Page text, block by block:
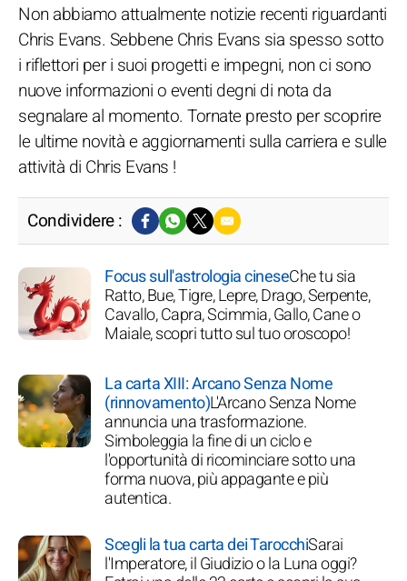
Non abbiamo attualmente notizie recenti riguardanti
Chris Evans. Sebbene Chris Evans sia spesso sotto
i riflettori per i suoi progetti e impegni, non ci sono
nuove informazioni o eventi degni di nota da
segnalare al momento. Tornate presto per scoprire
le ultime novità e aggiornamenti sulla carriera e sulle
attività di Chris Evans !
Condividere :
Focus sull'astrologia cineseChe tu sia
Ratto, Bue, Tigre, Lepre, Drago, Serpente,
Cavallo, Capra, Scimmia, Gallo, Cane o
Maiale, scopri tutto sul tuo oroscopo!
La carta XIII: Arcano Senza Nome
(rinnovamento)L'Arcano Senza Nome
annuncia una trasformazione.
Simboleggia la fine di un ciclo e
l'opportunità di ricominciare sotto una
forma nuova, più appagante e più
autentica.
Scegli la tua carta dei TarocchiSarai
l'Imperatore, il Giudizio o la Luna oggi?